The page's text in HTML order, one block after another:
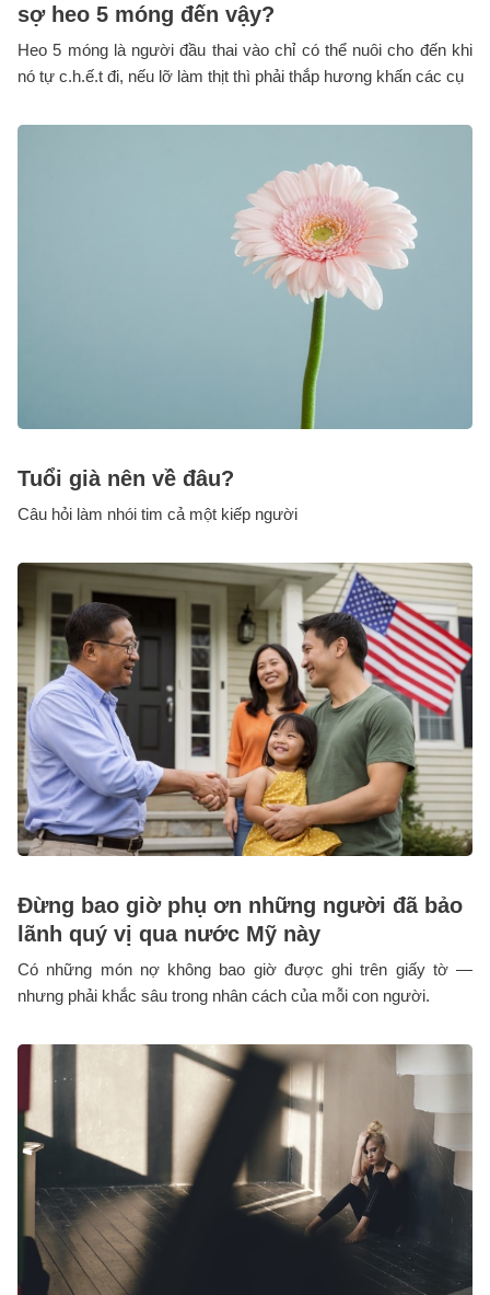
sợ heo 5 móng đến vậy?
Heo 5 móng là người đầu thai vào chỉ có thể nuôi cho đến khi
nó tự c.h.ế.t đi, nếu lỡ làm thịt thì phải thắp hương khấn các cụ
Tuổi già nên về đâu?
Câu hỏi làm nhói tim cả một kiếp người
Đừng bao giờ phụ ơn những người đã bảo
lãnh quý vị qua nước Mỹ này
Có những món nợ không bao giờ được ghi trên giấy tờ —
nhưng phải khắc sâu trong nhân cách của mỗi con người.